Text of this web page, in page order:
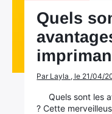
Quels
Par Layla , le 21/04/
Quels sont les
? Cette